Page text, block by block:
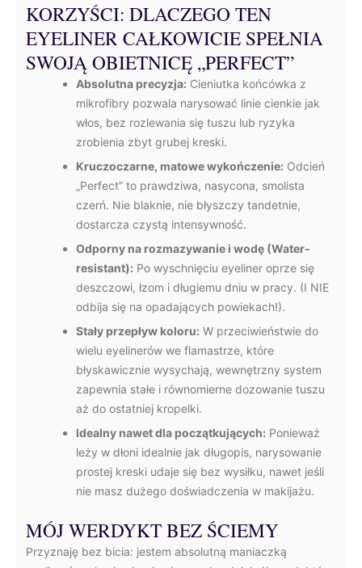
KORZYŚCI: DLACZEGO TEN
EYELINER CAŁKOWICIE SPEŁNIA
SWOJĄ OBIETNICĘ „PERFECT”
Absolutna precyzja: Cieniutka końcówka z
mikrofibry pozwala narysować linie cienkie jak
włos, bez rozlewania się tuszu lub ryzyka
zrobienia zbyt grubej kreski.
Kruczoczarne, matowe wykończenie: Odcień
„Perfect” to prawdziwa, nasycona, smolista
czerń. Nie blaknie, nie błyszczy tandetnie,
dostarcza czystą intensywność.
Odporny na rozmazywanie i wodę (Water-
resistant): Po wyschnięciu eyeliner oprze się
deszczowi, łzom i długiemu dniu w pracy. (I NIE
odbija się na opadających powiekach!).
Stały przepływ koloru: W przeciwieństwie do
wielu eyelinerów we flamastrze, które
błyskawicznie wysychają, wewnętrzny system
zapewnia stałe i równomierne dozowanie tuszu
aż do ostatniej kropelki.
Idealny nawet dla początkujących: Ponieważ
leży w dłoni idealnie jak długopis, narysowanie
prostej kreski udaje się bez wysiłku, nawet jeśli
nie masz dużego doświadczenia w makijażu.
MÓJ WERDYKT BEZ ŚCIEMY
Przyznaję bez bicia: jestem absolutną maniaczką